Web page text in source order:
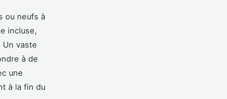
ou neufs à
incluse,
Un vaste
à de
une
à la fin du